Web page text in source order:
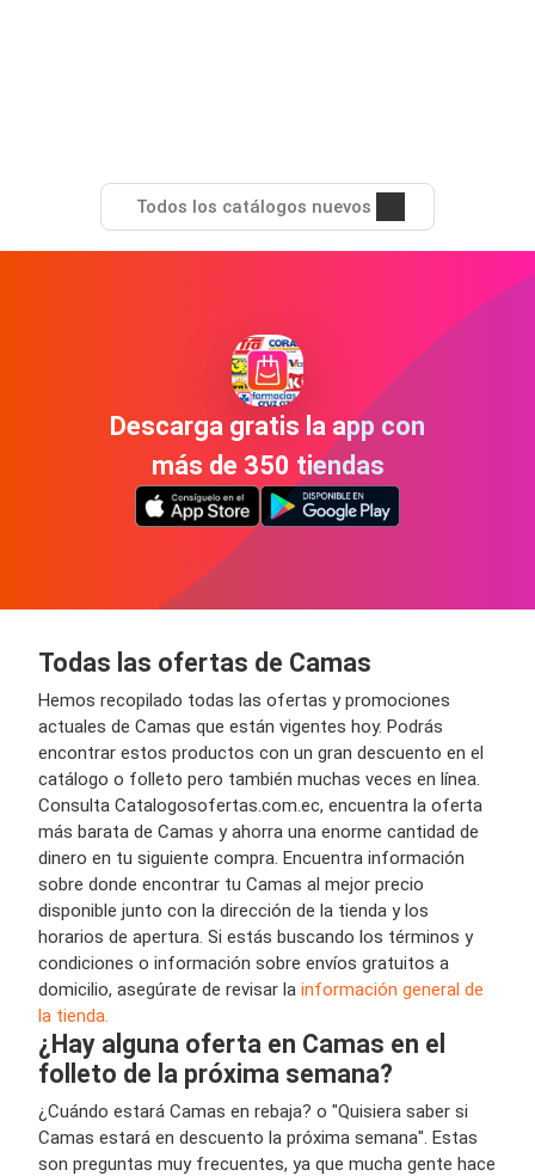
Todos los catálogos nuevos
Descarga gratis la app con
más de 350 tiendas
Todas las ofertas de Camas
Hemos recopilado todas las ofertas y promociones
actuales de Camas que están vigentes hoy. Podrás
encontrar estos productos con un gran descuento en el
catálogo o folleto pero también muchas veces en línea.
Consulta Catalogosofertas.com.ec, encuentra la oferta
más barata de Camas y ahorra una enorme cantidad de
dinero en tu siguiente compra. Encuentra información
sobre donde encontrar tu Camas al mejor precio
disponible junto con la dirección de la tienda y los
horarios de apertura. Si estás buscando los términos y
condiciones o información sobre envíos gratuitos a
domicilio, asegúrate de revisar la información general de
la tienda.
¿Hay alguna oferta en Camas en el
folleto de la próxima semana?
¿Cuándo estará Camas en rebaja? o "Quisiera saber si
Camas estará en descuento la próxima semana". Estas
son preguntas muy frecuentes, ya que mucha gente hace